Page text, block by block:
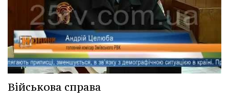
Військова справа